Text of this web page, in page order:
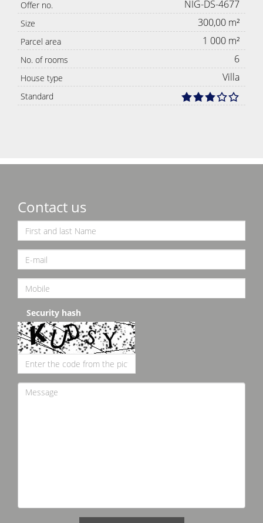
Offer no. NIG-DS-4677
Size 300,00 m²
Parcel area 1 000 m²
No. of rooms 6
House type Villa
Standard
Contact us
Security hash